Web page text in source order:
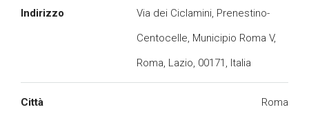
Indirizzo
Via dei Ciclamini, Prenestino-
Centocelle, Municipio Roma V,
Roma, Lazio, 00171, Italia
Città Roma